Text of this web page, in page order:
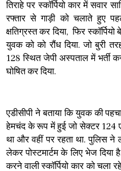
तिराहे पर स्कॉर्पियो कार में सवार
रफ्तार से गाड़ी को चलाते हुए
क्षतिग्रस्त कर दिया, फिर
युवक को को रौंध दिया. जो बुरी
128 स्थित जेपी अस्पताल में भर्ती
घोषित कर दिया.
एडीसीपी ने बताया कि युवक की
हेमचंद के रूप में हुई जो सेक्टर 124
था और वहीं पर रहता था. पुलिस
लेकर पोस्टमार्टम के लिए भेज दिया
करने वाली स्कॉर्पियो कार को चला